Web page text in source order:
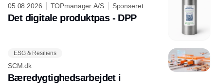
05.08.2026 TOPmanager A/S Sponseret
Det digitale produktpas - DPP
ESG & Resiliens
SCM.dk
Bæredygtighedsarbejdet i